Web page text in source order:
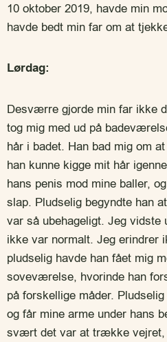
10 oktober 2019, havde min
havde bedt min far om at
Lørdag:
Desværre gjorde min far ikke
tog mig med ud på
hår i badet. Han bad mig om
han kunne kigge mit hår
hans penis mod mine baller,
slap. Pludselig begyndte han
var så ubehageligt. Jeg
ikke var normalt. Jeg erindrer
pludselig havde han fået mig
soveværelse, hvorinde han
på forskellige måder.
og får mine arme under hans
svært det var at trække vejret,